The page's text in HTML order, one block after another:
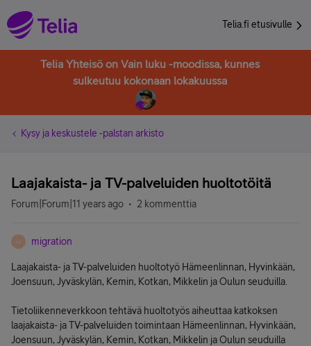
Telia.fi etusivulle
Telia Yhteisö on Vain luku -moodissa, kunnes
sulkeutuu kokonaan lokakuussa
Kysy ja keskustele -palstan arkisto
Laajakaista- ja TV-palveluiden huoltotöitä
Forum|Forum|11 years ago 2 kommenttia
M migration
Laajakaista- ja TV-palveluiden huoltotyö Hämeenlinnan, Hyvinkään,
Joensuun, Jyväskylän, Kemin, Kotkan, Mikkelin ja Oulun seuduilla.
Tietoliikenneverkkoon tehtävä huoltotyös aiheuttaa katkoksen
laajakaista- ja TV-palveluiden toimintaan Hämeenlinnan, Hyvinkään,
Joensuun, Jyväskylän, Kemin, Kotkan, Mikkelin ja Oulun seuduilla